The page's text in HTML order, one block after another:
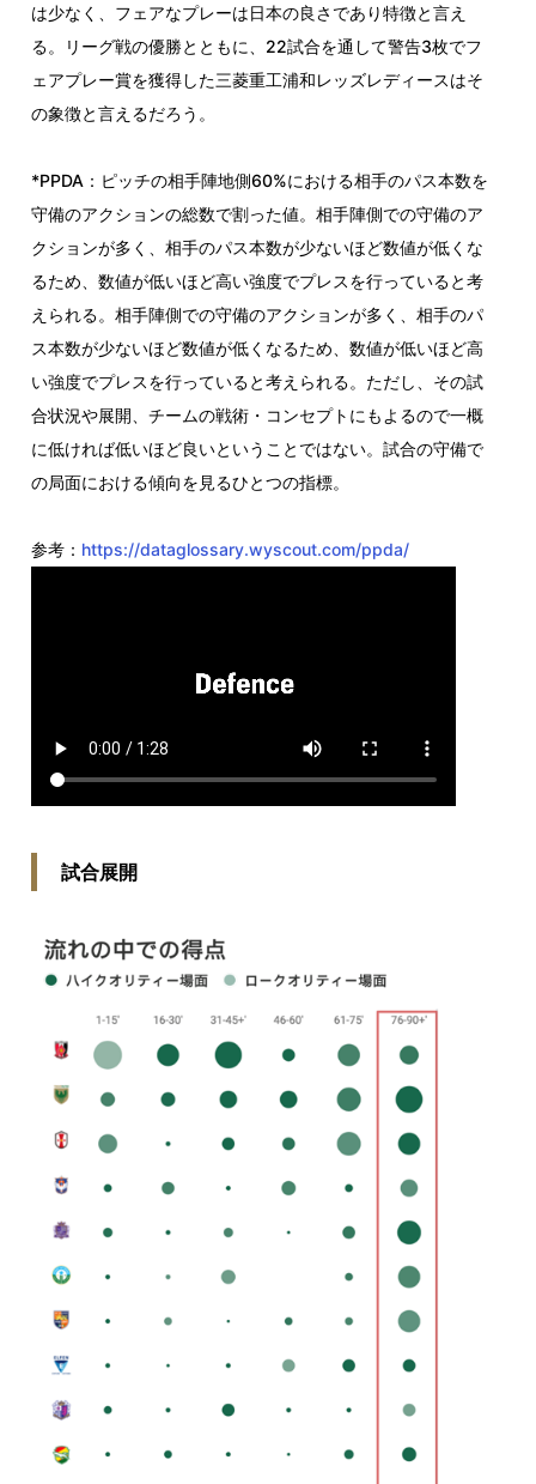
は少なく、フェアなプレーは日本の良さであり特徴と言え
る。リーグ戦の優勝とともに、22試合を通して警告3枚でフ
ェアプレー賞を獲得した三菱重工浦和レッズレディースはそ
の象徴と言えるだろう。
*PPDA：ピッチの相手陣地側60%における相手のパス本数を
守備のアクションの総数で割った値。相手陣側での守備のア
クションが多く、相手のパス本数が少ないほど数値が低くな
るため、数値が低いほど高い強度でプレスを行っていると考
えられる。相手陣側での守備のアクションが多く、相手のパ
ス本数が少ないほど数値が低くなるため、数値が低いほど高
い強度でプレスを行っていると考えられる。ただし、その試
合状況や展開、チームの戦術・コンセプトにもよるので一概
に低ければ低いほど良いということではない。試合の守備で
の局面における傾向を見るひとつの指標。
参考： https://dataglossary.wyscout.com/ppda/
試合展開